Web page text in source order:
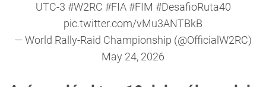
UTC-3 #W2RC #FIA #FIM #DesafioRuta40
pic.twitter.com/vMu3ANTBkB
— World Rally-Raid Championship (@OfficialW2RC)
May 24, 2026